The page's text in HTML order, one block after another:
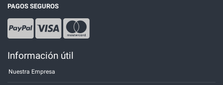
PAGOS SEGUROS
Información útil
Nuestra Empresa